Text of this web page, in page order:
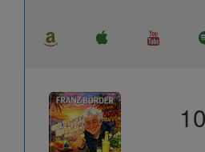
10